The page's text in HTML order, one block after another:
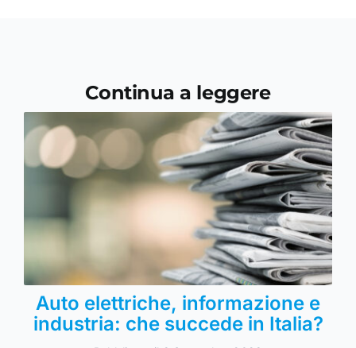
Continua a leggere
Auto elettriche, informazione e
industria: che succede in Italia?